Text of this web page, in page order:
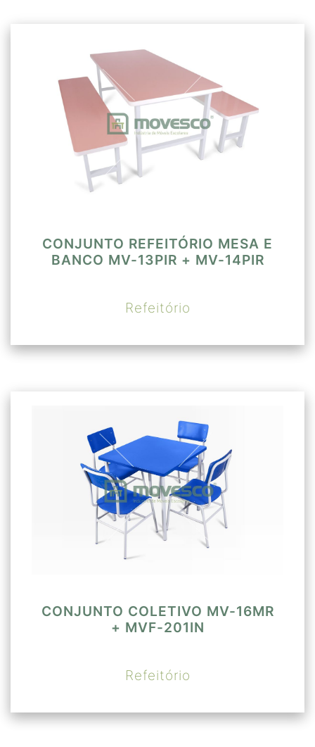
CONJUNTO REFEITÓRIO MESA E
BANCO MV-13PIR + MV-14PIR
Refeitório
CONJUNTO COLETIVO MV-16MR
+ MVF-201IN
Refeitório